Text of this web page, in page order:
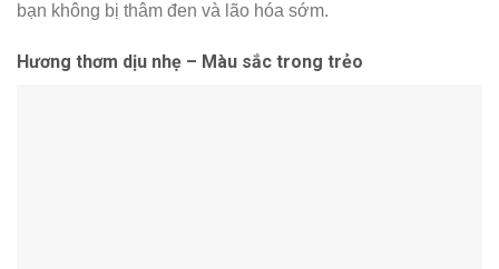
bạn không bị thâm đen và lão hóa sớm.
Hương thơm dịu nhẹ – Màu sắc trong trẻo